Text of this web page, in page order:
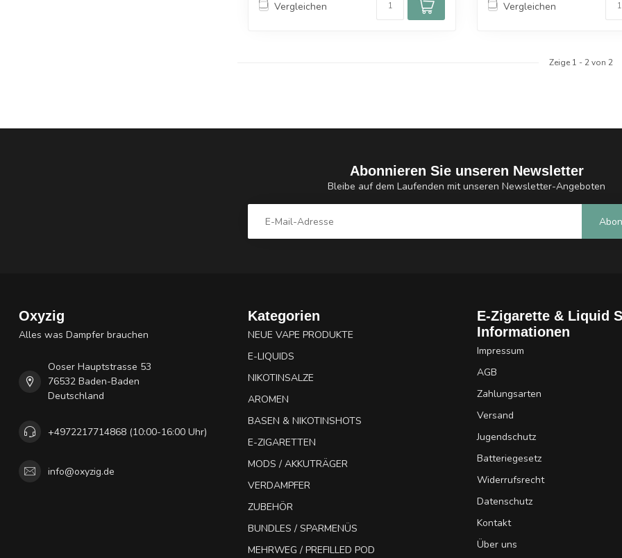
Vergleichen Vergleichen
Zeige 1 - 2von 2
Abonnieren Sie unseren Newsletter
Bleibe auf dem Laufenden mit unseren Newsletter-Angeboten
Oxyzig
Alles was Dampfer brauchen
Ooser Hauptstrasse 53
76532 Baden-Baden
Deutschland
+4972217714868 (10:00-16:00 Uhr)
info@oxyzig.de
Kategorien
NEUE VAPE PRODUKTE
E-LIQUIDS
NIKOTINSALZE
AROMEN
BASEN & NIKOTINSHOTS
E-ZIGARETTEN
MODS / AKKUTRÄGER
VERDAMPFER
ZUBEHÖR
BUNDLES / SPARMENÜS
MEHRWEG / PREFILLED POD
E-Zigarette & Liquid
Informationen
Impressum
AGB
Zahlungsarten
Versand
Jugendschutz
Batteriegesetz
Widerrufsrecht
Datenschutz
Kontakt
Über uns